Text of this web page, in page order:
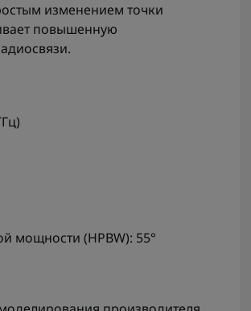
изменением точки
повышенную
мощности (HPBW): 55°